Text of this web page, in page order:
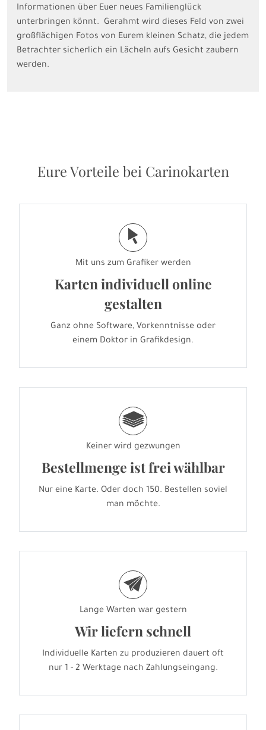
Informationen über Euer neues Familienglück
unterbringen könnt. Gerahmt wird dieses Feld von zwei
großflächigen Fotos von Eurem kleinen Schatz, die jedem
Betrachter sicherlich ein Lächeln aufs Gesicht zaubern
werden.
Eure Vorteile bei Carinokarten
j
Mit uns zum Grafiker werden
Karten individuell online
gestalten
Ganz ohne Software, Vorkenntnisse oder
einem Doktor in Grafikdesign.
g
Keiner wird gezwungen
Bestellmenge ist frei wählbar
Nur eine Karte. Oder doch 150. Bestellen soviel
man möchte.
e
Lange Warten war gestern
Wir liefern schnell
Individuelle Karten zu produzieren dauert oft
nur 1 - 2 Werktage nach Zahlungseingang.